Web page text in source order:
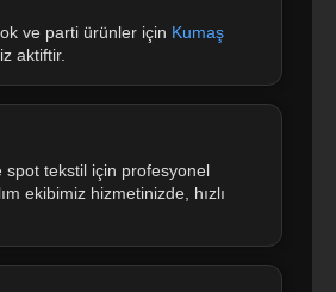
ve parti ürünler için Kumaş
aktiftir.
spot tekstil için profesyonel
ekibimiz hizmetinizde, hızlı